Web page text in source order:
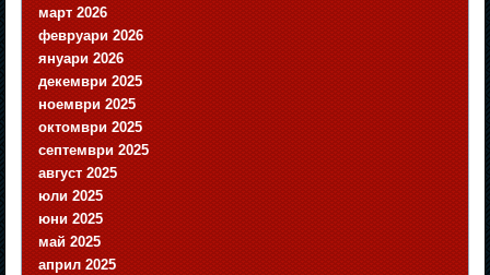
март 2026
февруари 2026
януари 2026
декември 2025
ноември 2025
октомври 2025
септември 2025
август 2025
юли 2025
юни 2025
май 2025
април 2025